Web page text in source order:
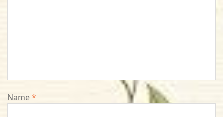
Name*